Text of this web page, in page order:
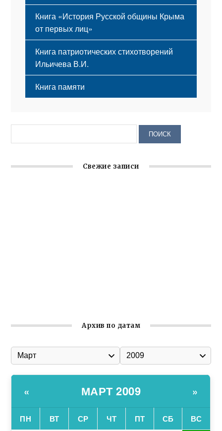
Книга «История Русской общины Крыма
от первых лиц»
Книга патриотических стихотворений
Ильичева В.И.
Книга памяти
Свежие записи
Архив по датам
« МАРТ 2009 »
ПН ВТ СР ЧТ ПТ СБ ВС